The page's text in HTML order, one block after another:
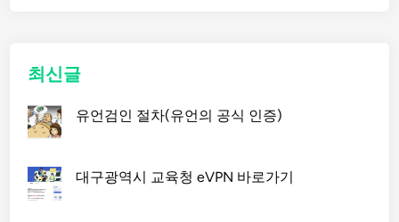
최신글
유언검인 절차(유언의 공식 인증)
대구광역시 교육청 eVPN 바로가기